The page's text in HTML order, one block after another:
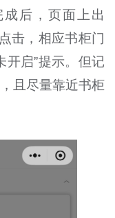
后，页面上出
击，相应书柜门
开启”提示。但记
且尽量靠近书柜